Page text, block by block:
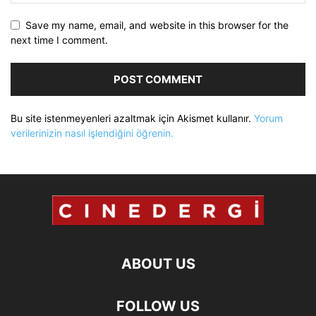
Save my name, email, and website in this browser for the
next time I comment.
Bu site istenmeyenleri azaltmak için Akismet kullanır. Yorum
verilerinizin nasıl işlendiğini öğrenin.
ABOUT US
FOLLOW US